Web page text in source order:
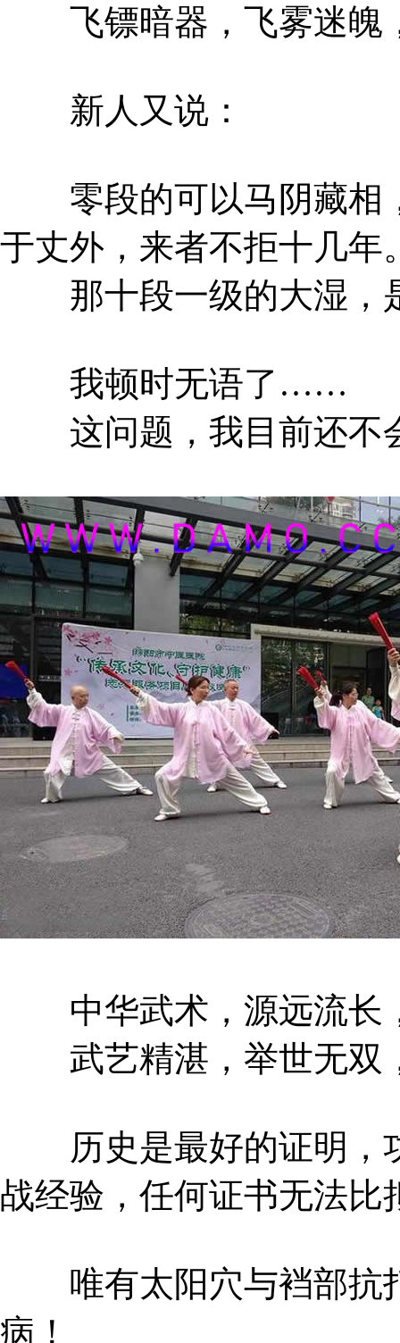
飞镖暗器，飞雾迷魄
新人又说：
零段的可以马阴藏相
于丈外，来者不拒十几年
那十段一级的大湿，
我顿时无语了……
这问题，我目前还不
中华武术，源远流长
武艺精湛，举世无双
历史是最好的证明，
战经验，任何证书无法比
唯有太阳穴与裆部抗
病！